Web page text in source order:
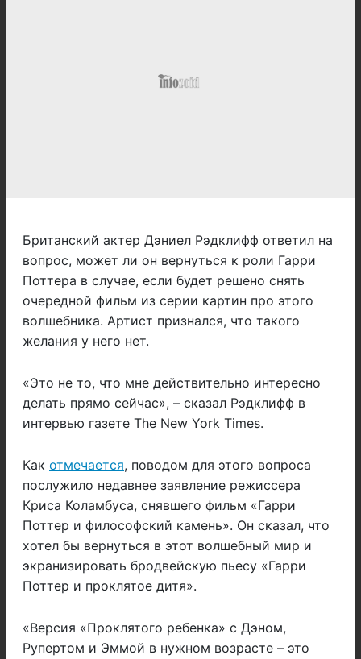
Британский актер Дэниел Рэдклифф ответил на
вопрос, может ли он вернуться к роли Гарри
Поттера в случае, если будет решено снять
очередной фильм из серии картин про этого
волшебника. Артист признался, что такого
желания у него нет.
«Это не то, что мне действительно интересно
делать прямо сейчас», – сказал Рэдклифф в
интервью газете The New York Times.
Как отмечается, поводом для этого вопроса
послужило недавнее заявление режиссера
Криса Коламбуса, снявшего фильм «Гарри
Поттер и философский камень». Он сказал, что
хотел бы вернуться в этот волшебный мир и
экранизировать бродвейскую пьесу «Гарри
Поттер и проклятое дитя».
«Версия «Проклятого ребенка» с Дэном,
Рупертом и Эммой в нужном возрасте – это